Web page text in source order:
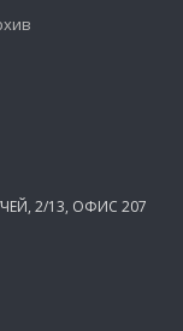
2/13, ОФИС 207